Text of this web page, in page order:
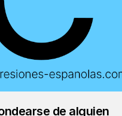
de alguien